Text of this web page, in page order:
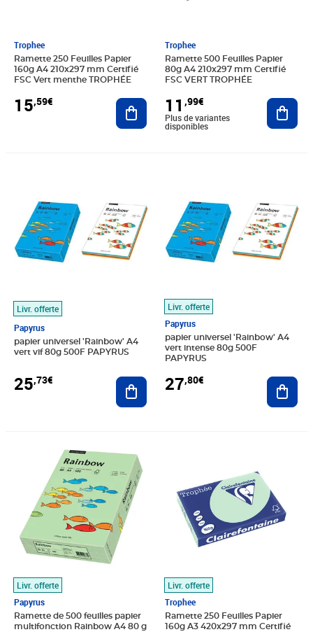
Trophee
Ramette 250 Feuilles Papier
160g A4 210x297 mm Certifié
FSC Vert menthe TROPHÉE
15,59€ Ajouter au panier
Trophee
Ramette 500 Feuilles Papier
80g A4 210x297 mm Certifié
FSC VERT TROPHÉE
11 ,99€
Plus de variantes
disponibles
Livr. offerte
Papyrus
papier universel 'Rainbow' A4
vert vif 80g 500F PAPYRUS
25,73€ Ajouter au panier
Livr. offerte
Papyrus
papier universel 'Rainbow' A4
vert intense 80g 500F
PAPYRUS
27,80€
Livr. offerte
Papyrus
Ramette de 500 feuilles papier
multifonction Rainbow A4 80 g
Livr. offerte
Trophee
Ramette 250 Feuilles Papier
160g A3 420x297 mm Certifié